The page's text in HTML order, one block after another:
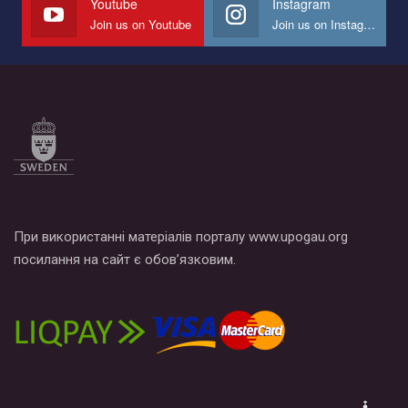
Все, что вам нужно сделать - это зайти на наш канал YouTube
по этой ссылке и поставить лайк под видео.
Join us on Youtube Join us on Instagram
При використанні матеріалів порталу www.upogau.org
посилання на сайт є обов’язковим.